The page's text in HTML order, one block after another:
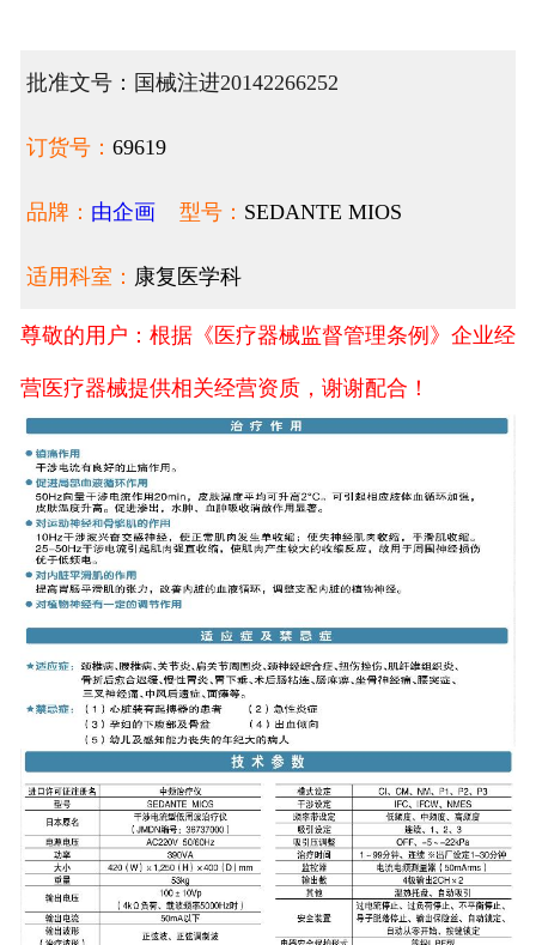
批准文号：国械注进20142266252
订货号： 69619
品牌： 由企画 型号： SEDANTE MIOS
适用科室： 康复医学科
尊敬的用户：根据《医疗器械监督管理条例》企业经
营医疗器械提供相关经营资质，谢谢配合！